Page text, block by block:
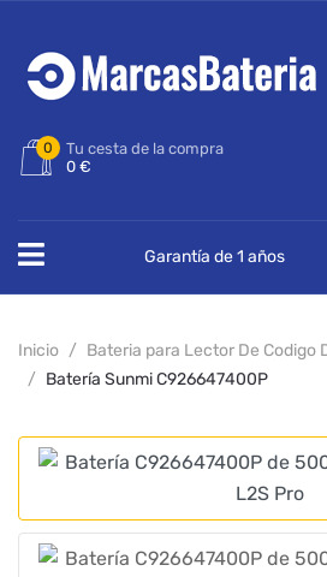
0
Tu cesta de la compra
0 €
Garantía de 1 años
Inicio Bateria para Lector De Codigo
Batería Sunmi C926647400P